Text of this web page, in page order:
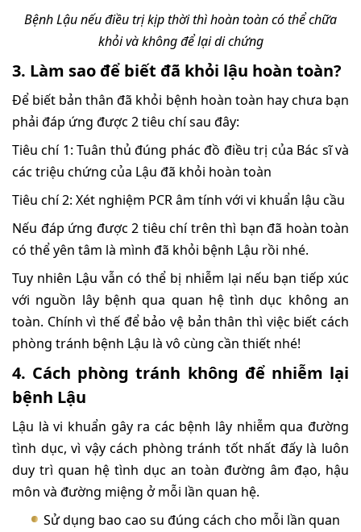
Bệnh Lậu nếu điều trị kịp thời thì hoàn toàn có thể chữa
khỏi và không để lại di chứng
3. Làm sao để biết đã khỏi lậu hoàn toàn?
Để biết bản thân đã khỏi bệnh hoàn toàn hay chưa bạn
phải đáp ứng được 2 tiêu chí sau đây:
Tiêu chí 1: Tuân thủ đúng phác đồ điều trị của Bác sĩ và
các triệu chứng của Lậu đã khỏi hoàn toàn
Tiêu chí 2: Xét nghiệm PCR âm tính với vi khuẩn lậu cầu
Nếu đáp ứng được 2 tiêu chí trên thì bạn đã hoàn toàn
có thể yên tâm là mình đã khỏi bệnh Lậu rồi nhé.
Tuy nhiên Lậu vẫn có thể bị nhiễm lại nếu bạn tiếp xúc
với nguồn lây bệnh qua quan hệ tình dục không an
toàn. Chính vì thế để bảo vệ bản thân thì việc biết cách
phòng tránh bệnh Lậu là vô cùng cần thiết nhé!
4. Cách phòng tránh không để nhiễm lại
bệnh Lậu
Lậu là vi khuẩn gây ra các bệnh lây nhiễm qua đường
tình dục, vì vậy cách phòng tránh tốt nhất đấy là luôn
duy trì quan hệ tình dục an toàn đường âm đạo, hậu
môn và đường miệng ở mỗi lần quan hệ.
Sử dụng bao cao su đúng cách cho mỗi lần quan